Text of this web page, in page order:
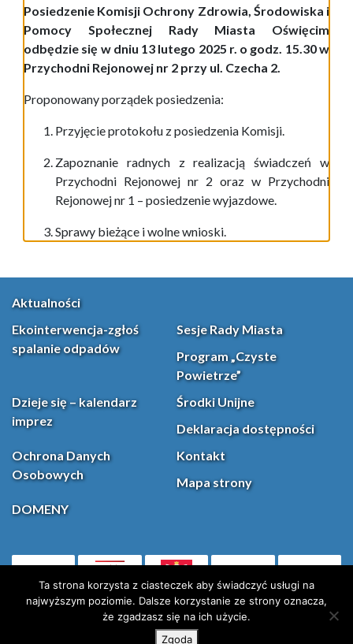
Posiedzenie Komisji Ochrony Zdrowia, Środowiska i
Pomocy Społecznej Rady Miasta Oświęcim
odbędzie się w dniu 13 lutego 2025 r. o godz. 15.30w
Przychodni Rejonowej nr 2 przy ul. Czecha 2.
Proponowany porządek posiedzenia:
Przyjęcie protokołu z posiedzenia Komisji.
Zapoznanie radnych z realizacją świadczeń w
Przychodni Rejonowej nr 2 oraz w Przychodni
Rejonowej nr 1 – posiedzenie wyjazdowe.
Sprawy bieżące i wolne wnioski.
Aktualności
Ekointerwencja-zgłoś
spalanie odpadów
Sesje Rady Miasta
Program „Czyste
Powietrze”
Dzieje się – kalendarz
imprez
Środki Unijne
Deklaracja dostępności
Ochrona Danych
Osobowych
Kontakt
Mapa strony
DOMENY
(otwiera się w nowej karcie)Facebook
X (Twitter)
Ta strona korzysta z ciasteczek aby świadczyć usługi na
najwyższym poziomie. Dalsze korzystanie ze strony oznacza,
że zgadzasz się na ich użycie.
Zgoda